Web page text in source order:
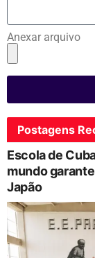
Anexar arquivo
Postagens
Escola de
mundo
Japão